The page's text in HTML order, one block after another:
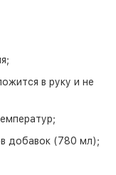
в руку и не
добавок (780 мл);